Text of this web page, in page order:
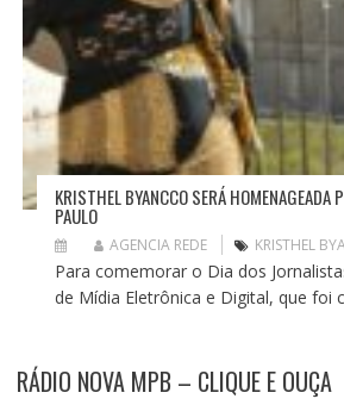
KRISTHEL BYANCCO SERÁ HOMENAGEADA
PAULO
AGENCIA REDE KRISTHEL
Para comemorar o Dia dos
de Mídia Eletrônica e Digital, que foi
RÁDIO NOVA MPB – CLIQUE E OUÇA